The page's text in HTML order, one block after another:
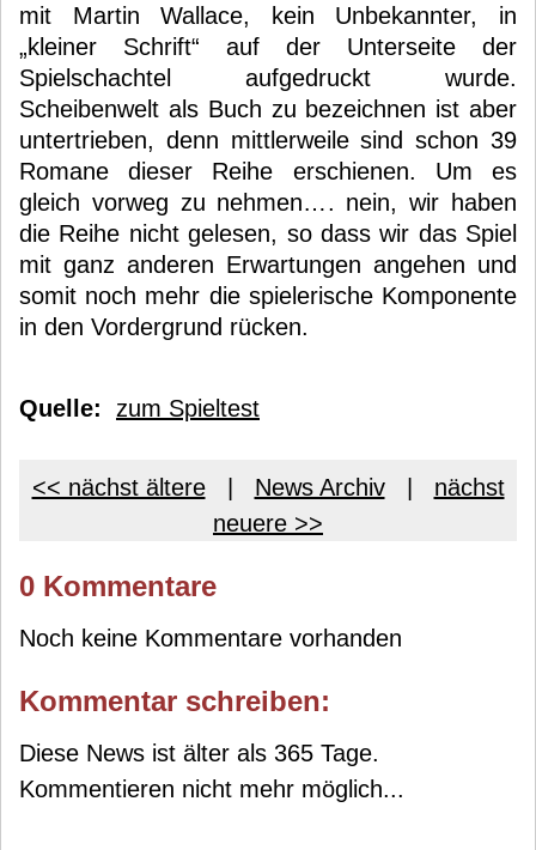
mit Martin Wallace, kein Unbekannter, in
„kleiner Schrift“ auf der Unterseite der
Spielschachtel aufgedruckt wurde.
Scheibenwelt als Buch zu bezeichnen ist aber
untertrieben, denn mittlerweile sind schon 39
Romane dieser Reihe erschienen. Um es
gleich vorweg zu nehmen…. nein, wir haben
die Reihe nicht gelesen, so dass wir das Spiel
mit ganz anderen Erwartungen angehen und
somit noch mehr die spielerische Komponente
in den Vordergrund rücken.
Quelle: zum Spieltest
<< nächst ältere| News Archiv| nächst
neuere >>
0 Kommentare
Noch keine Kommentare vorhanden
Kommentar schreiben:
Diese News ist älter als 365 Tage.
Kommentieren nicht mehr möglich...